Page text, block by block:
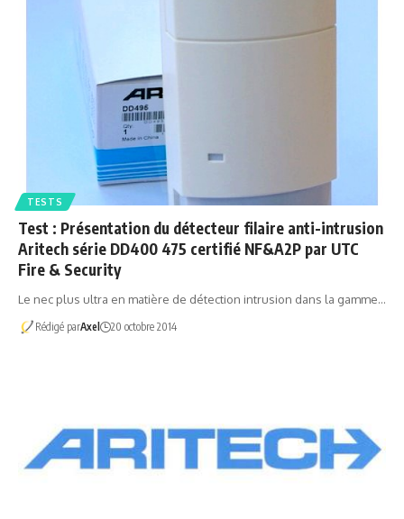
TESTS
Test : Présentation du détecteur filaire anti-intrusion
Aritech série DD400 475 certifié NF&A2P par UTC
Fire & Security
Le nec plus ultra en matière de détection intrusion dans la gamme…
Rédigé parAxel 20 octobre 2014